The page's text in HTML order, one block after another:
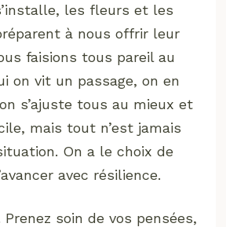
les fleurs et les
à nous offrir leur
faisions tous pareil au
on vit un passage, on en
s’ajuste tous au mieux et
mais tout n’est jamais
On a le choix de
avec résilience.
Prenez soin de vos pensées,